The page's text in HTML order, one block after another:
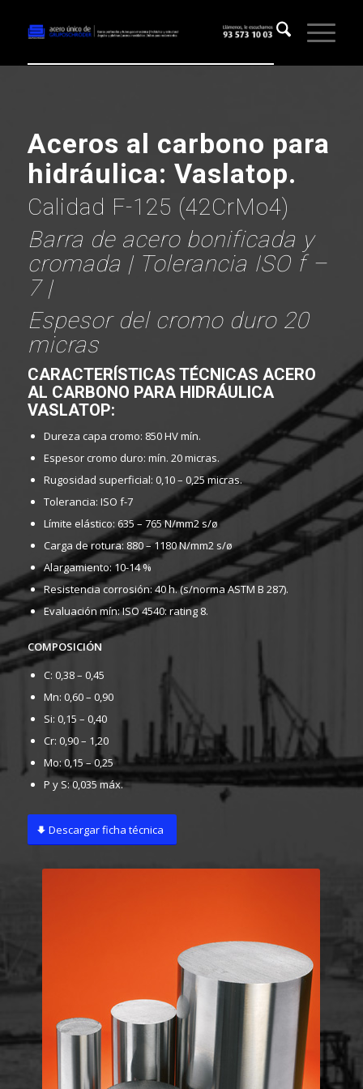
Aceros al carbono para
hidráulica: Vaslatop.
Calidad F-125 (42CrMo4)
Barra de acero bonificada y
cromada | Tolerancia ISO f –
7 |
Espesor del cromo duro 20
micras
CARACTERÍSTICAS TÉCNICAS ACERO
AL CARBONO PARA HIDRÁULICA
VASLATOP:
Dureza capa cromo: 850 HV mín.
Espesor cromo duro: mín. 20 micras.
Rugosidad superficial: 0,10 – 0,25 micras.
Tolerancia: ISO f-7
Límite elástico: 635 – 765 N/mm2 s/ø
Carga de rotura: 880 – 1180 N/mm2 s/ø
Alargamiento: 10-14 %
Resistencia corrosión: 40 h. (s/norma ASTM B 287).
Evaluación mín: ISO 4540: rating 8.
COMPOSICIÓN
C: 0,38 – 0,45
Mn: 0,60 – 0,90
Si: 0,15 – 0,40
Cr: 0,90 – 1,20
Mo: 0,15 – 0,25
P y S: 0,035 máx.
Descargar ficha técnica